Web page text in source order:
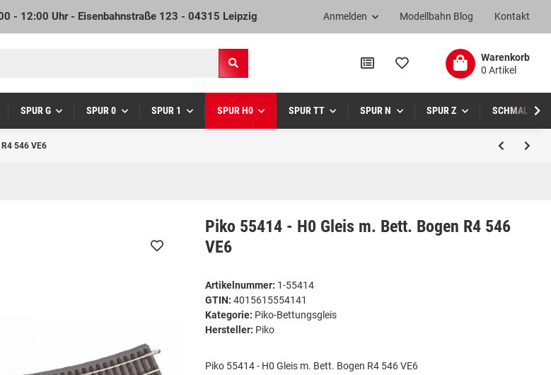
- 12:00 Uhr - Eisenbahnstraße 123 - 04315 Leipzig Kontakt
Modellbahn Blog
Anmelden
Warenkorb
0 Artikel
SPUR G SPUR 0 SPUR 1 SPUR H0 SPUR TT SPUR N SPUR Z SCHMALSPUR
546 VE6
Piko 55414 - H0 Gleis m. Bett. Bogen R4 546
VE6
Artikelnummer: 1-55414
GTIN: 4015615554141
Kategorie: Piko-Bettungsgleis
Hersteller: Piko
Piko 55414 - H0 Gleis m. Bett. Bogen R4 546 VE6